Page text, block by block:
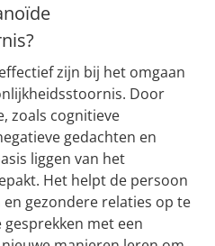
zijn bij het omgaan
Door
zoals cognitieve
gedachten en
liggen van het
Het helpt de persoon
gezondere relaties op te
met een